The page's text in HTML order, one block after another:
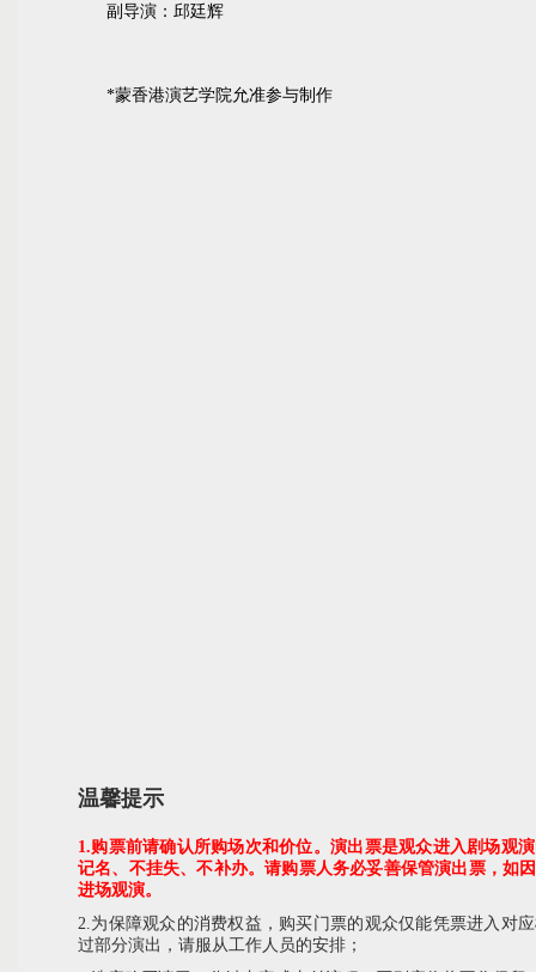
副导演：邱廷辉
*蒙香港演艺学院允准参与制作
温馨提示
1.购票前请确认所购场次和价位。演出票是观众进入剧场观
记名、不挂失、不补办。请购票人务必妥善保管演出票，如
进场观演。
2.为保障观众的消费权益，购买门票的观众仅能凭票进入对
过部分演出，请服从工作人员的安排；